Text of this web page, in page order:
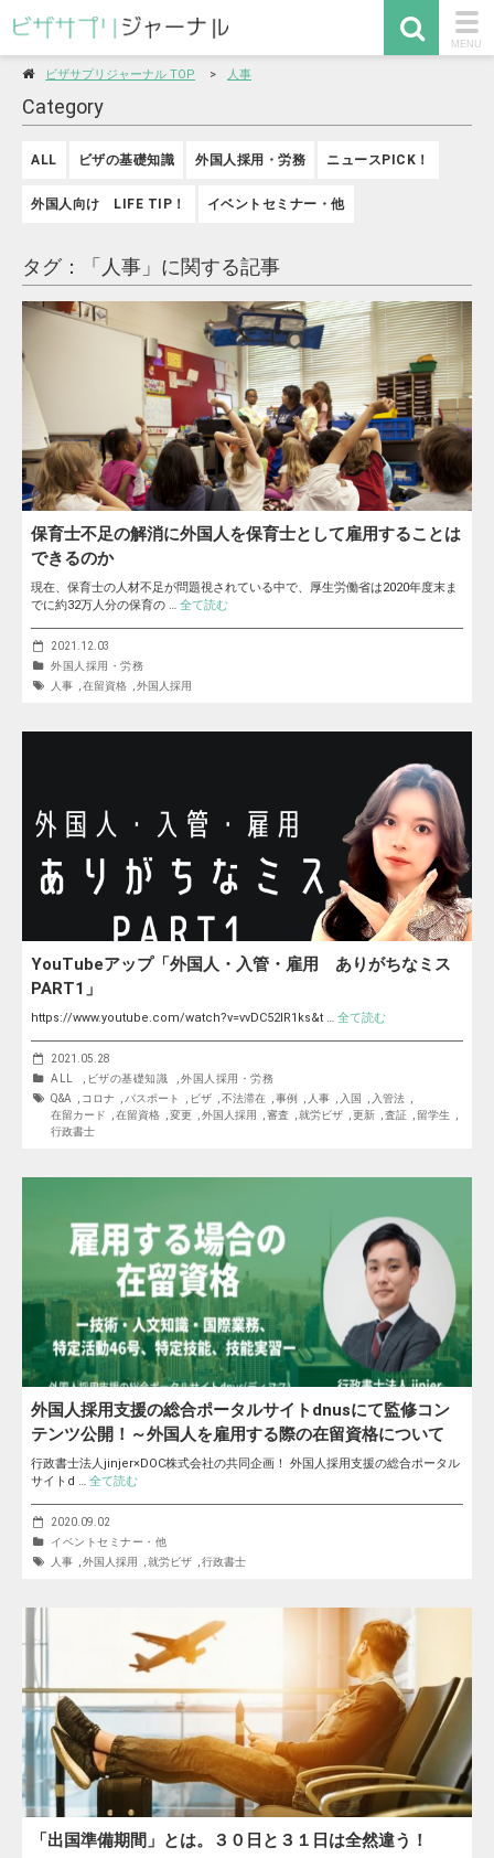
MENU
ビザサプリジャーナル TOP 人事
Category
ALL ビザの基礎知識 外国人採用・労務 ニュースPICK！
外国人向け LIFE TIP！ イベントセミナー・他
タグ：「人事」に関する記事
保育士不足の解消に外国人を保育士として雇用することは
できるのか
現在、保育士の人材不足が問題視されている中で、厚生労働省は2020年度末ま
でに約32万人分の保育の … 全て読む
2021.12.03
外国人採用・労務
人事
在留資格 外国人採用
YouTubeアップ「外国人・入管・雇用 ありがちなミス
PART1」
https://www.youtube.com/watch?v=vvDC52lR1ks&t … 全て読む
2021.05.28
ALL
ビザの基礎知識
外国人採用・労務
Q&A
コロナ パスポート ビザ 不法滞在 事例 人事 入国 入管法
在留カード
在留資格 変更 外国人採用 審査 就労ビザ 更新 査証 留学生
行政書士
外国人採用支援の総合ポータルサイトdnusにて監修コン
テンツ公開！～外国人を雇用する際の在留資格について
行政書士法人jinjer×DOC株式会社の共同企画！ 外国人採用支援の総合ポータル
サイトd … 全て読む
2020.09.02
イベントセミナー・他
人事
外国人採用 就労ビザ 行政書士
「出国準備期間」とは。３０日と３１日は全然違う！